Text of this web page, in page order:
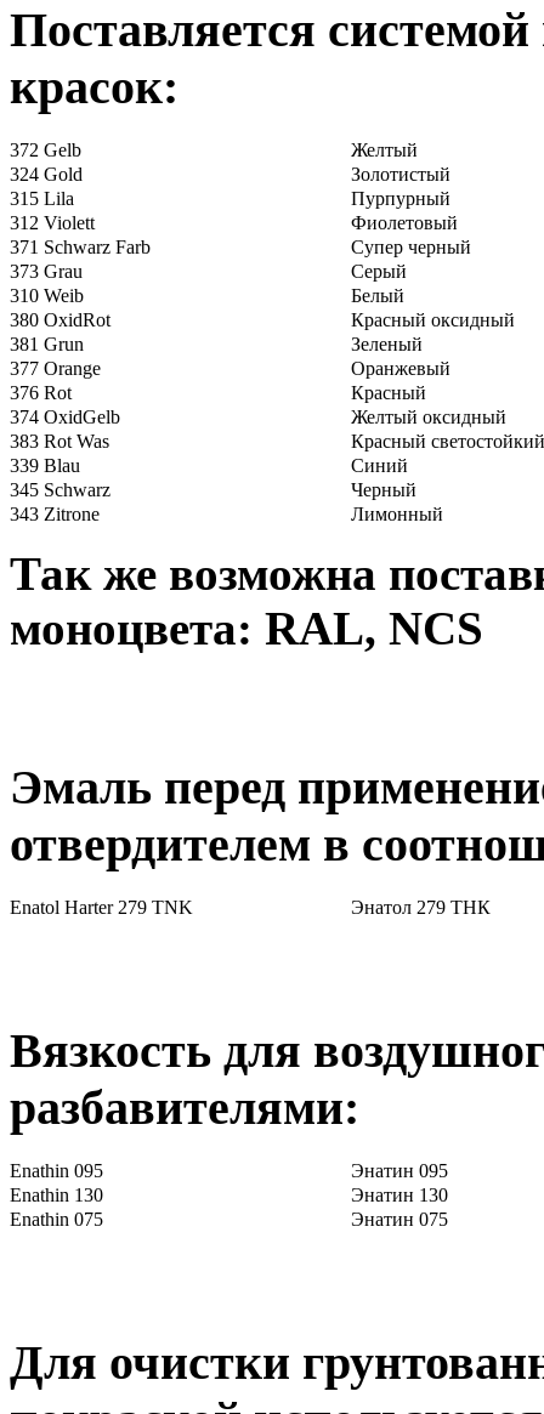
Поставляется
красок:
372 Gelb
Желтый
324 Gold
Золотистый
315 Lila
Пурпурный
312 Violett
Фиолетовый
371 Schwarz Farb
Супер черный
373 Grau
Серый
310 Weib
Белый
380 OxidRot
Красный оксидный
381 Grun
Зеленый
377 Orange
Оранжевый
376 Rot
Красный
374 OxidGelb
Желтый оксидный
383 Rot Was
Красный светостойкий
339 Blau
Синий
345 Schwarz
Черный
343 Zitrone
Лимонный
Так же возможна
моноцвета: RAL, NCS
Эмаль перед
отвердителем в
Enatol Harter 279 TNK Энатол 279 ТНК
Вязкость для
разбавителями:
Enathin 095
Энатин 095
Enathin 130
Энатин 130
Enathin 075
Энатин 075
Для очистки